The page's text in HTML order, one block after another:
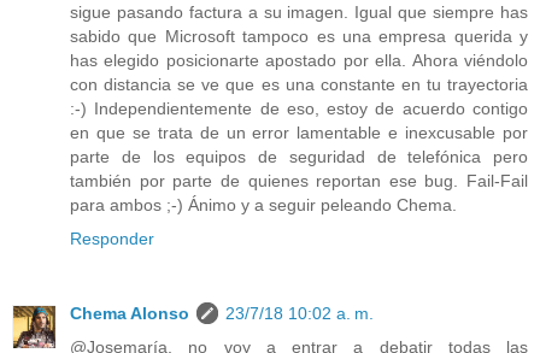
sigue pasando factura a su imagen. Igual que siempre has
sabido que Microsoft tampoco es una empresa querida y
has elegido posicionarte apostado por ella. Ahora viéndolo
con distancia se ve que es una constante en tu trayectoria
:-) Independientemente de eso, estoy de acuerdo contigo
en que se trata de un error lamentable e inexcusable por
parte de los equipos de seguridad de telefónica pero
también por parte de quienes reportan ese bug. Fail-Fail
para ambos ;-) Ánimo y a seguir peleando Chema.
Responder
Chema Alonso
23/7/18 10:02 a. m.
@Josemaría, no voy a entrar a debatir todas las